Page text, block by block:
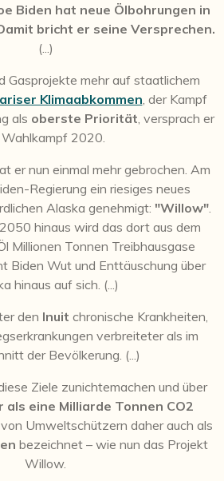
Biden hat neue Ölbohrungen in
bricht er seine Versprechen.
(...)
Gasprojekte mehr auf staatlichem
Klimaabkommen , der Kampf
als oberste Priorität , versprach er
2020.
er nun einmal mehr gebrochen. Am
Regierung ein riesiges neues
Alaska genehmigt: "Willow".
hinaus wird das dort aus dem
Millionen Tonnen Treibhausgase
Biden Wut und Enttäuschung über
hinaus auf sich. (...)
den Inuit chronische Krankheiten,
verbreiteter als im
der Bevölkerung. (...)
Ziele zunichtemachen und über
als eine Milliarde Tonnen CO2
Umweltschützern daher auch als
bezeichnet – wie nun das Projekt
Willow.